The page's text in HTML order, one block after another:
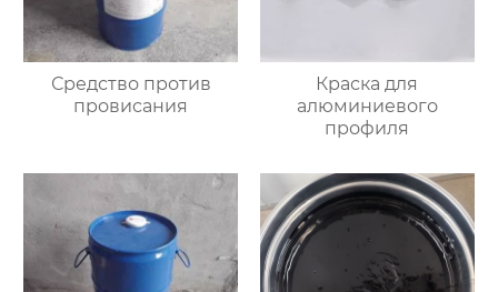
Средство против
провисания
Краска для
алюминиевого
профиля